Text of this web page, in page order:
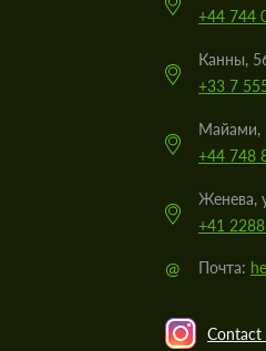
+44 744
Канны,
+33 7
Майами,
+44 748
Женева,
+41
@ Почта:
Contact